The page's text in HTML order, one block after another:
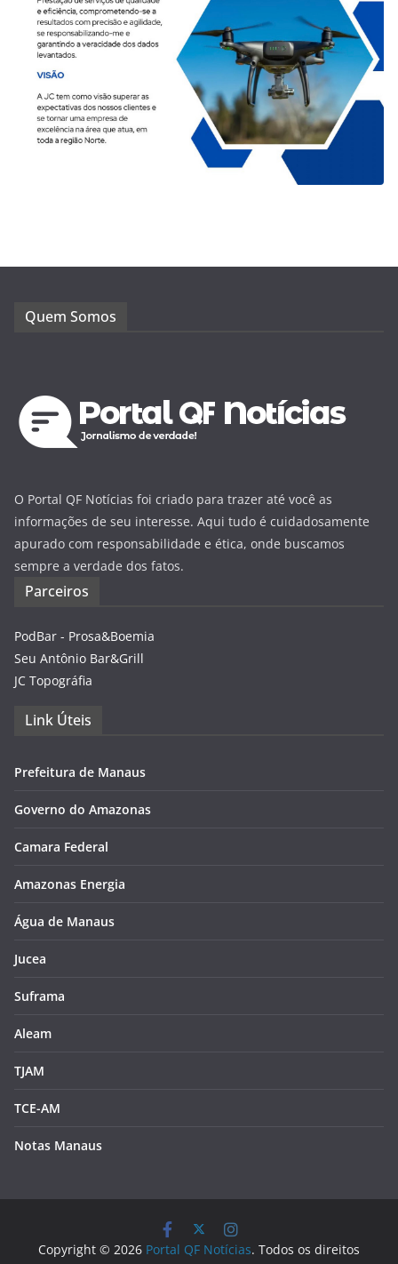
Quem Somos
O Portal QF Notícias foi criado para trazer até você as
informações de seu interesse. Aqui tudo é cuidadosamente
apurado com responsabilidade e ética, onde buscamos
sempre a verdade dos fatos.
Parceiros
PodBar - Prosa&Boemia
Seu Antônio Bar&Grill
JC Topográfia
Link Úteis
Prefeitura de Manaus
Governo do Amazonas
Camara Federal
Amazonas Energia
Água de Manaus
Jucea
Suframa
Aleam
TJAM
TCE-AM
Notas Manaus
Copyright © 2026 Portal QF Notícias. Todos os direitos